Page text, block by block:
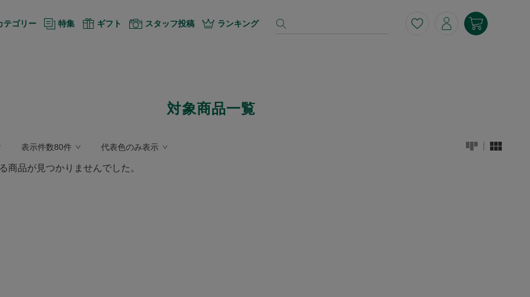
テゴリー 特集 ギフト スタッフ投稿 ランキング
対象商品一覧
表示件数80件 代表色のみ表示
商品が見つかりませんでした。